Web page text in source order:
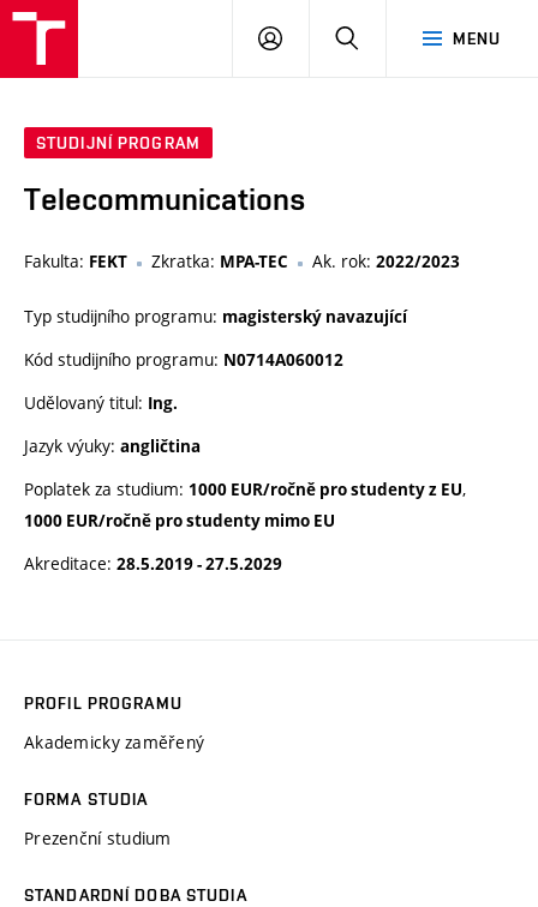
MENU
PŘIHLÁSIT
STUDIJNÍ PROGRAM
Telecommunications
Fakulta: FEKT Zkratka: MPA-TEC Ak. rok: 2022/2023
Typ studijního programu: magisterský navazující
Kód studijního programu: N0714A060012
Udělovaný titul: Ing.
Jazyk výuky: angličtina
Poplatek za studium: 1000 EUR/ročně pro studenty z EU,
1000 EUR/ročně pro studenty mimo EU
Akreditace: 28.5.2019 - 27.5.2029
PROFIL PROGRAMU
Akademicky zaměřený
FORMA STUDIA
Prezenční studium
STANDARDNÍ DOBA STUDIA